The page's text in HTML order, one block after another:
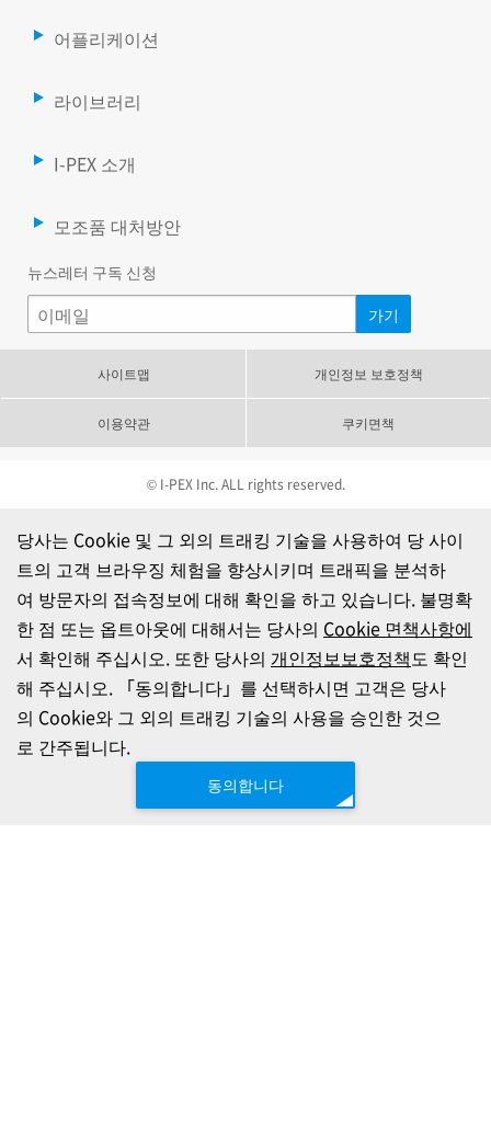
어플리케이션
라이브러리
I-PEX 소개
모조품 대처방안
뉴스레터 구독 신청
사이트맵 개인정보 보호정책
이용약관 쿠키면책
© I-PEX Inc. ALL rights reserved.
당사는 Cookie 및 그 외의 트래킹 기술을 사용하여 당 사이
트의 고객 브라우징 체험을 향상시키며 트래픽을 분석하
여 방문자의 접속정보에 대해 확인을 하고 있습니다. 불명확
한 점 또는 옵트아웃에 대해서는 당사의 Cookie 면책사항에
서 확인해 주십시오. 또한 당사의 개인정보보호정책도 확인
해 주십시오. 「동의합니다」를 선택하시면 고객은 당사
의 Cookie와 그 외의 트래킹 기술의 사용을 승인한 것으
로 간주됩니다.
동의합니다